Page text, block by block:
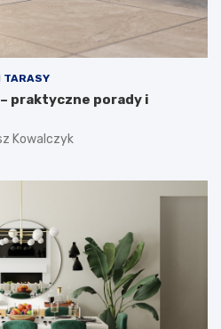
TARASY
praktyczne porady i
Kowalczyk